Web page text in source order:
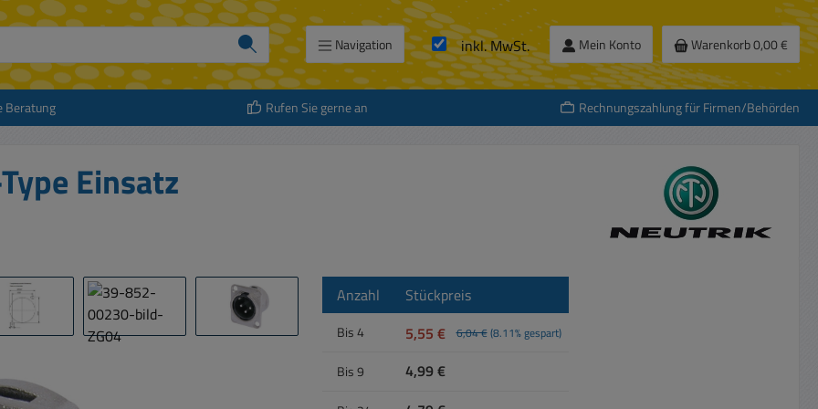
Navigation inkl. MwSt. Mein Konto Warenkorb0,00 €
Beratung Rufen Sie gerne an Rechnungszahlung für Firmen/Behörden
Einsatz
Anzahl Stückpreis
Bis4 5,55 € 6,04 €(8.11% gespart)
Bis9 4,99 €